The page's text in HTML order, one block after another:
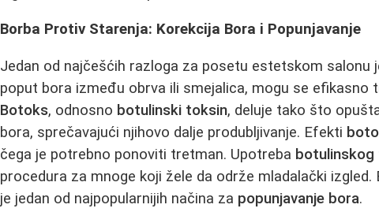
Borba Protiv Starenja: Korekcija Bora i Popunjavanje
Jedan od najčešćih razloga za posetu estetskom salonu
poput bora između obrva ili smejalica, mogu se efikasno
Botoks, odnosno botulinski toksin, deluje tako što
bora, sprečavajući njihovo dalje produbljivanje. Efekti
čega je potrebno ponoviti tretman. Upotreba
procedura za mnoge koji žele da održe mladalački
je jedan od najpopularnijih načina za popunjavanje bora.